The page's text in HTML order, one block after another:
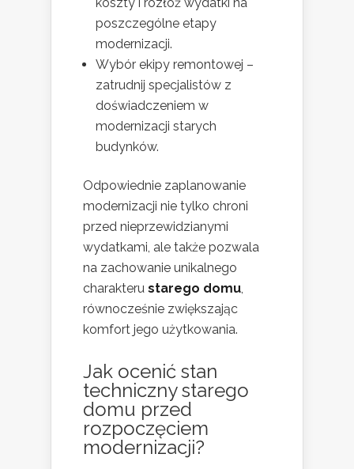
poszczególne etapy
modernizacji.
Wybór ekipy remontowej –
zatrudnij specjalistów z
doświadczeniem w
modernizacji starych
budynków.
Odpowiednie zaplanowanie
modernizacji nie tylko chroni
przed nieprzewidzianymi
wydatkami, ale także pozwala
na zachowanie unikalnego
charakteru starego domu
równocześnie zwiększając
komfort jego użytkowania.
Jak ocenić stan
techniczny starego
domu przed
rozpoczęciem
modernizacji?